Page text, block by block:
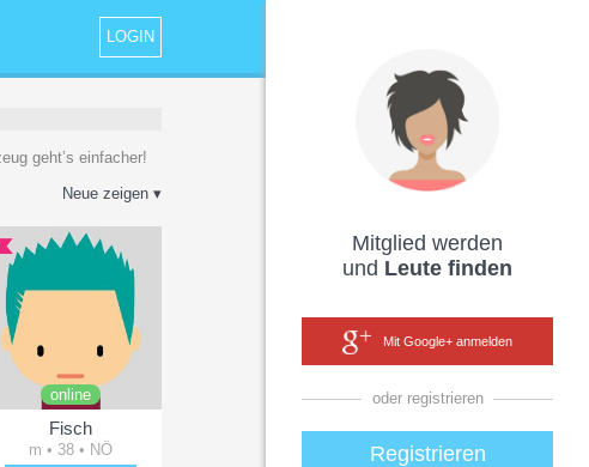
Mitglied werden
und Leute finden
Mit Google+ anmelden
oder registrieren
Registrieren
LOGIN
geht’s einfacher!
Neue zeigen ▾
online
Fisch
m • 38 • NÖ